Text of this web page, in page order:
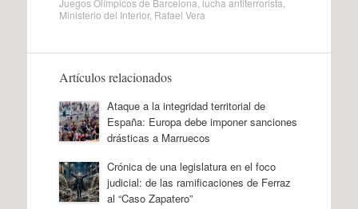
Ministerio del Interior, Rafael Vera
Artículos relacionados
Ataque a la integridad territorial de
España: Europa debe imponer sanciones
drásticas a Marruecos
Crónica de una legislatura en el foco
judicial: de las ramificaciones de Ferraz
al “Caso Zapatero”